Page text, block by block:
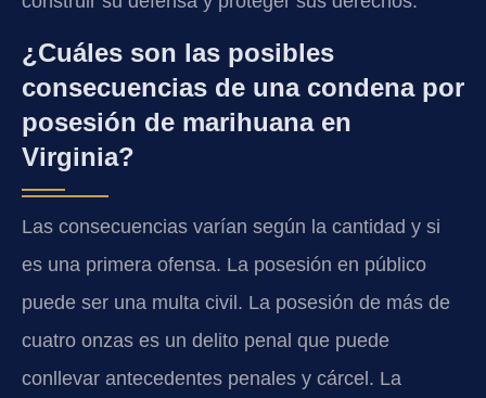
¿Cuáles son las posibles
consecuencias de una condena por
posesión de marihuana en
Virginia?
Las consecuencias varían según la cantidad y si
es una primera ofensa. La posesión en público
puede ser una multa civil. La posesión de más de
cuatro onzas es un delito penal que puede
conllevar antecedentes penales y cárcel. La